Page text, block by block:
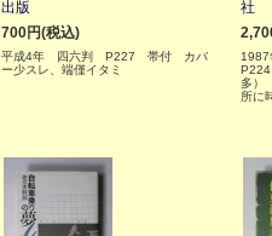
出版
700円(税込)
平成4年 四六判 P227 帯付 カバ
ー少スレ、端僅イタミ
社
P224
多）
所に